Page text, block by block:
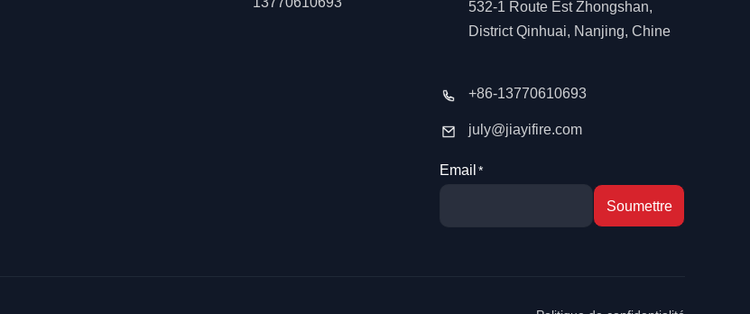
Email
Soumettre
532-1 Route Est Zhongshan,
District Qinhuai, Nanjing, Chine
+86-13770610693
july@jiayifire.com